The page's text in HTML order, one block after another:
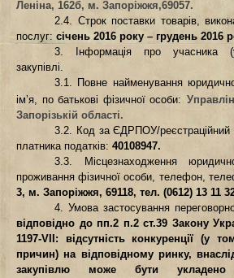
Леніна, 162б, м. Запоріжжя,69057.
2.4. Строк поставки товарів,
послуг: січень 2016 року – грудень 2016
3. Інформація про учасника
закупівлі.
3.1. Повне найменування
ім’я, по батькові фізичної особи:
Запорізькій області.
3.2. Код за ЄДРПОУ/реєстраційний
платника податків: 40108947.
3.3. Місцезнаходження
проживання фізичної особи, телефон,
3, м. Запоріжжя, 69118, тел. (0612) 13 11
4. Умова застосування
відповідно до пп.2 п.2 ст.39 Закону
1197-VII: відсутність конкуренції (у
причин) на відповідному ринку,
закупівлю може бути